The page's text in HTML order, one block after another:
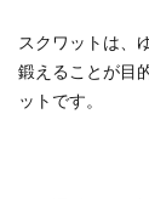
スクワットは、
鍛えることが目
ットです。